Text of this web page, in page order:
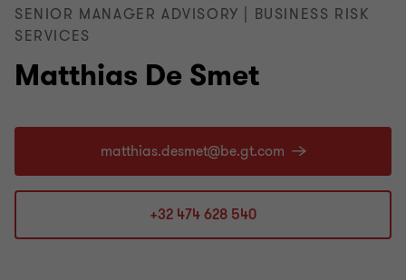
Matthias De Smet
SENIOR MANAGER ADVISORY | BUSINESS RISK
SERVICES
+32 474 628 540